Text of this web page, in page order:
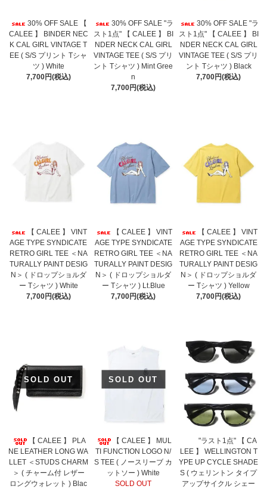
30% OFF SALE 【
CALEE 】 BINDER NEC
K CAL GIRL VINTAGE T
EE ( S/S プリント Tシャ
ツ ) White
7,700円(税込)
30% OFF SALE "ラ
スト1点" 【 CALEE 】 BI
NDER NECK CAL GIRL
VINTAGE TEE ( S/S プリ
ント Tシャツ ) Mint Gree
n
7,700円(税込)
30% OFF SALE "ラ
スト1点" 【 CALEE 】 BI
NDER NECK CAL GIRL
VINTAGE TEE ( S/S プリ
ント Tシャツ ) Black
7,700円(税込)
【 CALEE 】 VINT
AGE TYPE SYNDICATE
RETRO GIRL TEE ＜NA
TURALLY PAINT DESIG
N＞ ( ドロップショルダ
ー Tシャツ ) White
7,700円(税込)
【 CALEE 】 VINT
AGE TYPE SYNDICATE
RETRO GIRL TEE ＜NA
TURALLY PAINT DESIG
N＞ ( ドロップショルダ
ー Tシャツ ) Lt.Blue
7,700円(税込)
【 CALEE 】 VINT
AGE TYPE SYNDICATE
RETRO GIRL TEE ＜NA
TURALLY PAINT DESIG
N＞ ( ドロップショルダ
ー Tシャツ ) Yellow
7,700円(税込)
SOLD OUT
【 CALEE 】 PLA
NE LEATHER LONG WA
LLET ＜STUDS CHARM
＞ ( チャーム付 レザー
ロングウォレット ) Blac
SOLD OUT
【 CALEE 】 MUL
TI FUNCTION LOGO N/
S TEE ( ノースリーブ カ
ットソー ) White
SOLD OUT
"ラスト1点" 【 CA
LEE 】 WELLINGTON T
YPE UP CYCLE SHADE
S ( ウェリントン タイプ
アップサイクル シェー